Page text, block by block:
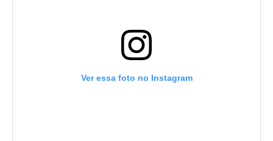
Ver essa foto no Instagram